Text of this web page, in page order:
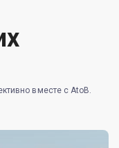
вместе с AtoB.